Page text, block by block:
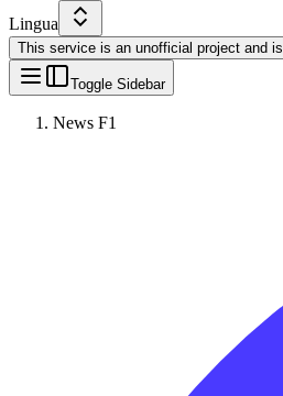
Lingua
This service is an unofficial project and is
Toggle Sidebar
News F1